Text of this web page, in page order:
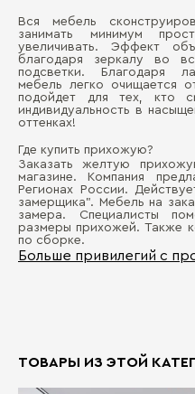
Вся мебель
занимать минимум
увеличивать. Эффект
благодаря зеркалу во
подсветки. Благодаря
мебель легко очищается
подойдет для тех, кто
индивидуальность в
оттенках!
Где купить прихожую?
Заказать желтую
магазине. Компания
Регионах России.
замерщика”. Мебель на
замера. Специалисты
размеры прихожей. Также
по сборке.
Больше привилегий с
ТОВАРЫ ИЗ ЭТОЙ